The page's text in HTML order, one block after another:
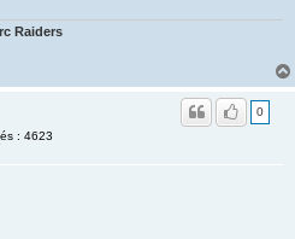
Raiders
: 4623
0